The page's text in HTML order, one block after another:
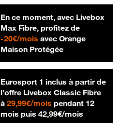
En ce moment, avec Livebox
Max Fibre, profitez de
-20€/mois20 € par mois
avec Orange
Maison Protégée
Eurosport 1 inclus à partir de
l’offre Livebox Classic Fibre
à 29,99€/mois29,99 € par mois
pendant 12
mois puis 42,99€/mois42,99 € par